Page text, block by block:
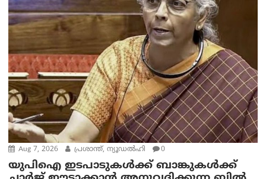
Aug 7, 2026 പ്രശാന്ത്, ന്യൂഡല്‍ഹി 0
യുപിഐ ഇടപാടുകൾക്ക് ബാങ്കുകൾക്ക്